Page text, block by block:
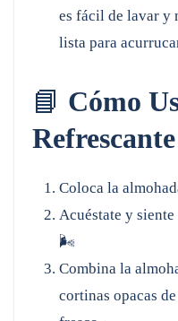
es fácil de lavar y
lista para
📘 Cómo
Coloca la
Acuéstate y
🌬️
Combina la
cortinas opacas